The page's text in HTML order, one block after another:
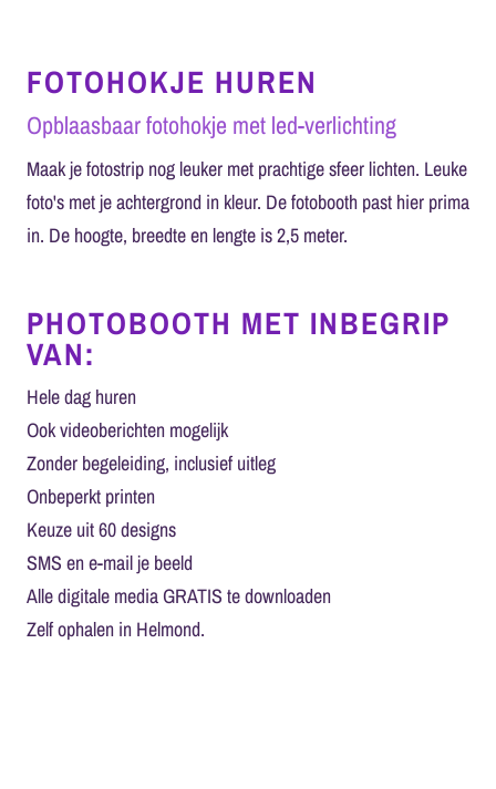
FOTOHOKJE HUREN
Opblaasbaar fotohokje met led-verlichting
Maak je fotostrip nog leuker met prachtige sfeer lichten. Leuke
foto's met je achtergrond in kleur. De fotobooth past hier prima
in. De hoogte, breedte en lengte is 2,5 meter.
PHOTOBOOTH MET INBEGRIP
VAN:
Hele dag huren
Ook videoberichten mogelijk
Zonder begeleiding, inclusief uitleg
Onbeperkt printen
Keuze uit 60 designs
SMS en e-mail je beeld
Alle digitale media GRATIS te downloaden
Zelf ophalen in Helmond.